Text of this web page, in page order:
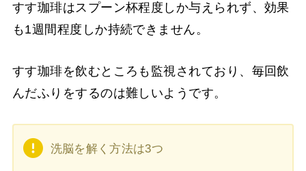
すす珈琲はスプーン杯程度しか与えられず、効果
も1週間程度しか持続できません。
すす珈琲を飲むところも監視されており、毎回飲
んだふりをするのは難しいようです。
洗脳を解く方法は3つ